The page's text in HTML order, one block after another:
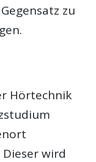
zu
Hörtechnik
wird